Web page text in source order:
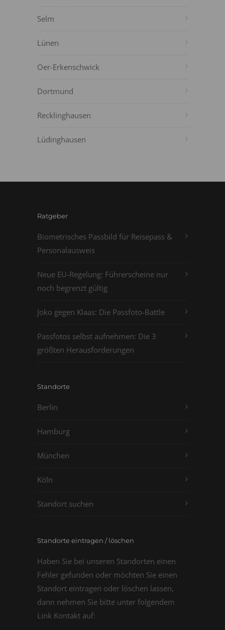
Selm
Lünen
Oer-Erkenschwick
Dortmund
Recklinghausen
Lüdinghausen
Ratgeber
Biometrisches Passbild für Reisepass &
Personalausweis
Neue EU-Regelung: Führerscheine nur
noch begrenzt gültig
Joko gegen Klaas: Die Passfoto-Battle
Passfotos selbst aufnehmen: Die 3
größten Herausforderungen
Standorte
Berlin
Hamburg
München
Köln
Standort suchen
Standorte eintragen / löschen
Haben Sie bei unseren Standorten einen
Fehler gefunden oder möchten Sie einen
Standort eintragen oder löschen lassen,
dann nehmen Sie bitte unter folgendem
Link Kontakt auf: